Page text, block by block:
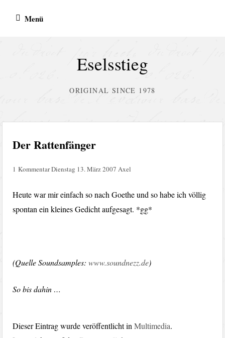
Inhalt Menü
Eselsstieg
ORIGINAL SINCE 1978
Der Rattenfänger
1 KommentarDienstag 13. März 2007 Axel
Heute war mir einfach so nach Goethe und so habe ich völlig
spontan ein kleines Gedicht aufgesagt. *gg*
(Quelle Soundsamples:www.soundnezz.de)
So bis dahin …
Dieser Eintrag wurde veröffentlicht inMultimedia.